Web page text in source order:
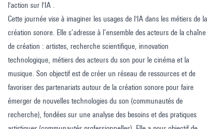
l'action sur l'IA .
Cette journée vise à imaginer les usages de l'IA dans les métiers de la
création sonore. Elle s’adresse à l’ensemble des acteurs de la chaîne
de création : artistes, recherche scientifique, innovation
technologique, métiers des acteurs du son pour le cinéma et la
musique. Son objectif est de créer un réseau de ressources et de
favoriser des partenariats autour de la création sonore pour faire
émerger de nouvelles technologies du son (communautés de
recherche), fondées sur une analyse des besoins et des pratiques